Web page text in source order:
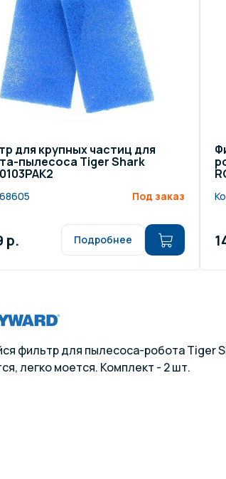
Освещение и подсветка для
бассейна
Отделочные материалы
для крупных частиц для
пылесоса Tiger Shark
Под заказ
р. Подробнее
фильтр для пылесоса-робота Tiger
легко моется. Комплект - 2 шт.